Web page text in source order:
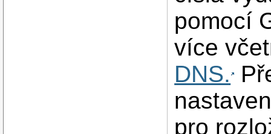
pomocí
více
DNS.
pro